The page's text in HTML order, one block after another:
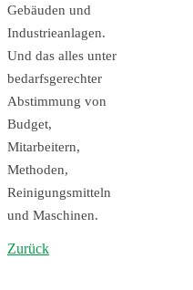
Gebäuden und
Industrieanlagen.
Und das alles unter
bedarfsgerechter
Abstimmung von
Budget,
Mitarbeitern,
Methoden,
Reinigungsmitteln
und Maschinen.
Zurück